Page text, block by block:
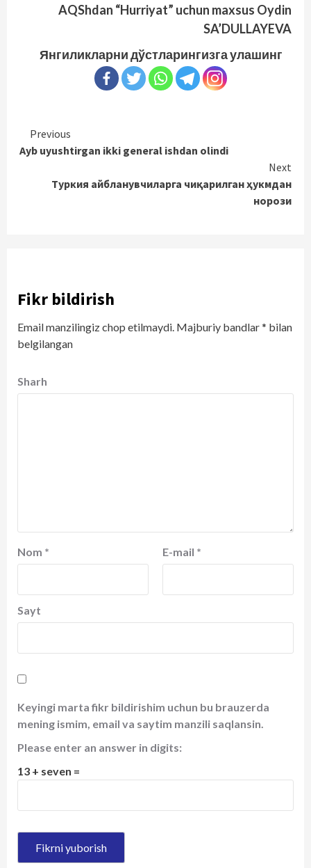
AQShdan “Hurriyat” uchun maxsus Oydin
SA’DULLAYEVA
Янгиликларни дўстларингизга улашинг
Continue
Reading
Previous
Ayb uyushtirgan ikki general ishdan olindi
Next
Туркия айбланувчиларга чиқарилган ҳукмдан
норози
Fikr bildirish
Email manzilingiz chop etilmaydi. Majburiy bandlar* bilan
belgilangan
Sharh
Nom * E-mail *
Sayt
Keyingi marta fikr bildirishim uchun bu brauzerda
mening ismim, email va saytim manzili saqlansin.
Please enter an answer in digits:
13 + seven =